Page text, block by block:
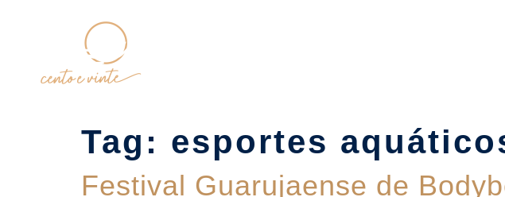
Tag: esportes
Festival Guarujaense de